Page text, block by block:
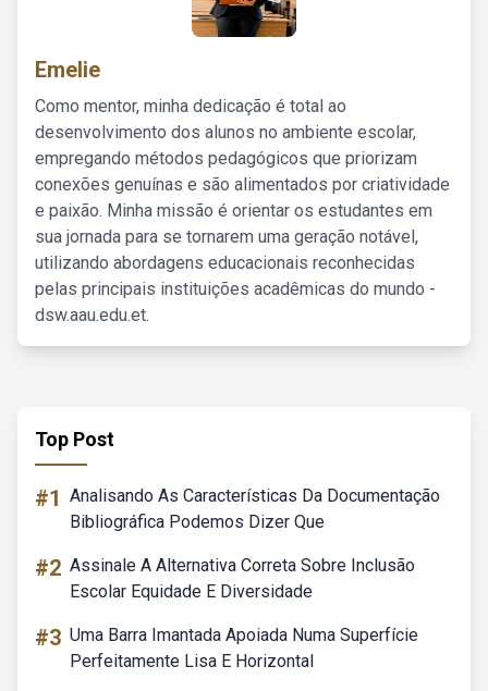
Emelie
Como mentor, minha dedicação é total ao
desenvolvimento dos alunos no ambiente escolar,
empregando métodos pedagógicos que priorizam
conexões genuínas e são alimentados por criatividade
e paixão. Minha missão é orientar os estudantes em
sua jornada para se tornarem uma geração notável,
utilizando abordagens educacionais reconhecidas
pelas principais instituições acadêmicas do mundo -
dsw.aau.edu.et.
Top Post
#1 Analisando As Características Da Documentação
Bibliográfica Podemos Dizer Que
#2 Assinale A Alternativa Correta Sobre Inclusão
Escolar Equidade E Diversidade
#3 Uma Barra Imantada Apoiada Numa Superfície
Perfeitamente Lisa E Horizontal